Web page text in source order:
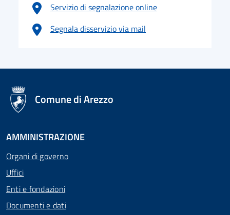
Servizio di segnalazione online
Segnala disservizio via mail
logo Unione Europea
Comune di Arezzo
AMMINISTRAZIONE
Organi di governo
Uffici
Enti e fondazioni
Documenti e dati